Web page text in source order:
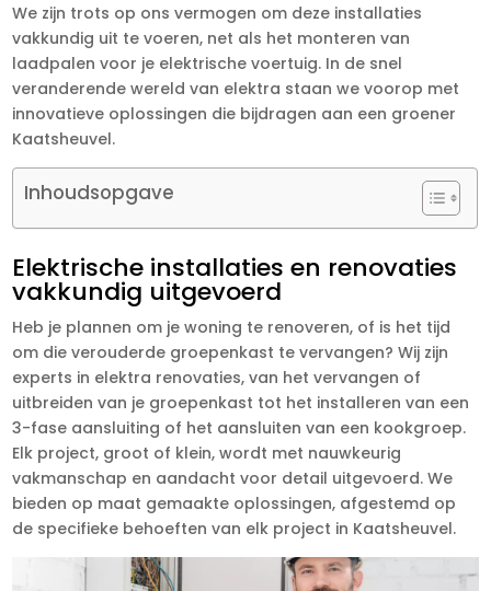
We zijn trots op ons vermogen om deze installaties
vakkundig uit te voeren, net als het monteren van
laadpalen voor je elektrische voertuig. In de snel
veranderende wereld van elektra staan we voorop met
innovatieve oplossingen die bijdragen aan een groener
Kaatsheuvel.
Inhoudsopgave
Elektrische installaties en renovaties
vakkundig uitgevoerd
Heb je plannen om je woning te renoveren, of is het tijd
om die verouderde groepenkast te vervangen? Wij zijn
experts in elektra renovaties, van het vervangen of
uitbreiden van je groepenkast tot het installeren van een
3-fase aansluiting of het aansluiten van een kookgroep.
Elk project, groot of klein, wordt met nauwkeurig
vakmanschap en aandacht voor detail uitgevoerd. We
bieden op maat gemaakte oplossingen, afgestemd op
de specifieke behoeften van elk project in Kaatsheuvel.